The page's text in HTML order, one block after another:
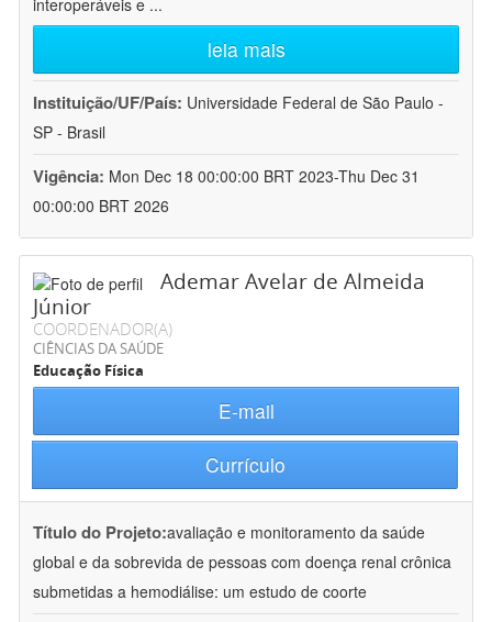
interoperáveis e ...
leia mais
Instituição/UF/País: Universidade Federal de São Paulo -
SP - Brasil
Vigência: Mon Dec 18 00:00:00 BRT 2023-Thu Dec 31
00:00:00 BRT 2026
Ademar Avelar de Almeida
Júnior
COORDENADOR(A)
CIÊNCIAS DA SAÚDE
Educação Física
E-mail
Currículo
Título do Projeto:avaliação e monitoramento da saúde
global e da sobrevida de pessoas com doença renal crônica
submetidas a hemodiálise: um estudo de coorte